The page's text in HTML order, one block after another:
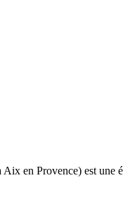
en Provence) est une